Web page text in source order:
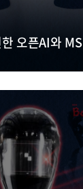
오픈AI와 MS